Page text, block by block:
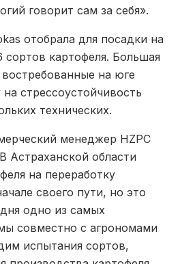
говорит сам за себя».
отобрала для посадки на
сортов картофеля. Большая
востребованные на юге
стрессоустойчивость
технических.
менеджер HZPC
Астраханской области
на переработку
своего пути, но это
одно из самых
совместно с агрономами
испытания сортов,